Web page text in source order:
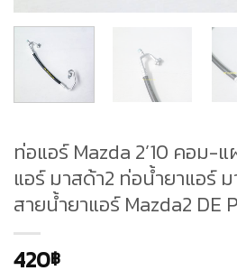
ท่อแอร์ Mazda 2’10 คอม-
แอร์ มาสด้า2 ท่อน้ำยาแอร์
สายน้ำยาแอร์ Mazda2 DE
420฿